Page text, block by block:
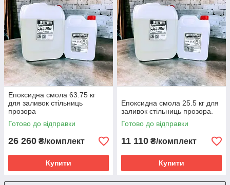
Епоксидна смола 63.75 кг
для заливок стільниць
прозора
Готово до відправки
26 260 ₴/комплект
Купити
Епоксидна смола 25.5 кг для
заливок стільниць прозора.
Готово до відправки
11 110 ₴/комплект
Купити